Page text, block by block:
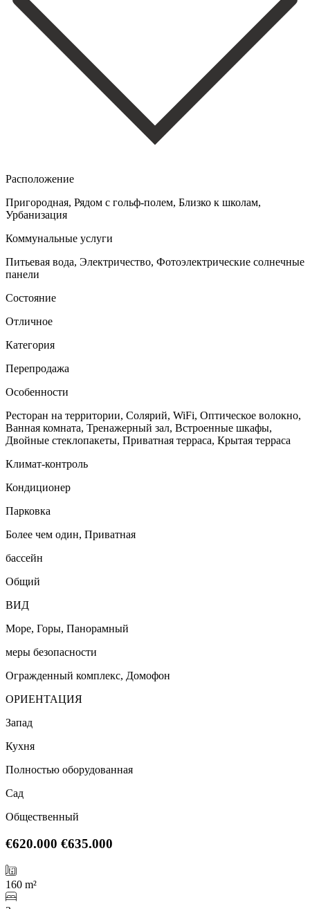
Расположение
Пригородная, Рядом с гольф-полем, Близко к школам,
Урбанизация
Коммунальные услуги
Питьевая вода, Электричество, Фотоэлектрические солнечные
панели
Состояние
Отличное
Категория
Перепродажа
Особенности
Ресторан на территории, Солярий, WiFi, Оптическое волокно,
Ванная комната, Тренажерный зал, Встроенные шкафы,
Двойные стеклопакеты, Приватная терраса, Крытая терраса
Климат-контроль
Кондиционер
Парковка
Более чем один, Приватная
бассейн
Общий
ВИД
Море, Горы, Панорамный
меры безопасности
Огражденный комплекс, Домофон
ОРИЕНТАЦИЯ
Запад
Кухня
Полностью оборудованная
Сад
Общественный
€620.000 €635.000
160 m²